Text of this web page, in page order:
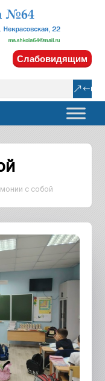
Слабовидящим
с собой